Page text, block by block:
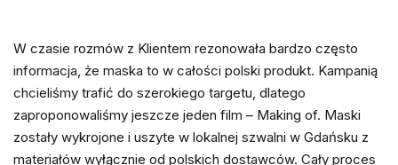
W czasie rozmów z Klientem rezonowała bardzo często
informacja, że maska to w całości polski produkt. Kampanią
chcieliśmy trafić do szerokiego targetu, dlatego
zaproponowaliśmy jeszcze jeden film – Making of. Maski
zostały wykrojone i uszyte w lokalnej szwalni w Gdańsku z
materiałów wyłącznie od polskich dostawców. Cały proces